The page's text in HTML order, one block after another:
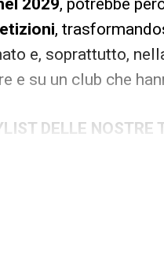
,
e, soprattutto,
e su un club che
DELLE NOSTRE